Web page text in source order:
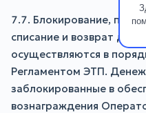
7.7. Блокирование,
списание и возврат
осуществляются в
Регламентом ЭТП.
заблокированные в
вознаграждения